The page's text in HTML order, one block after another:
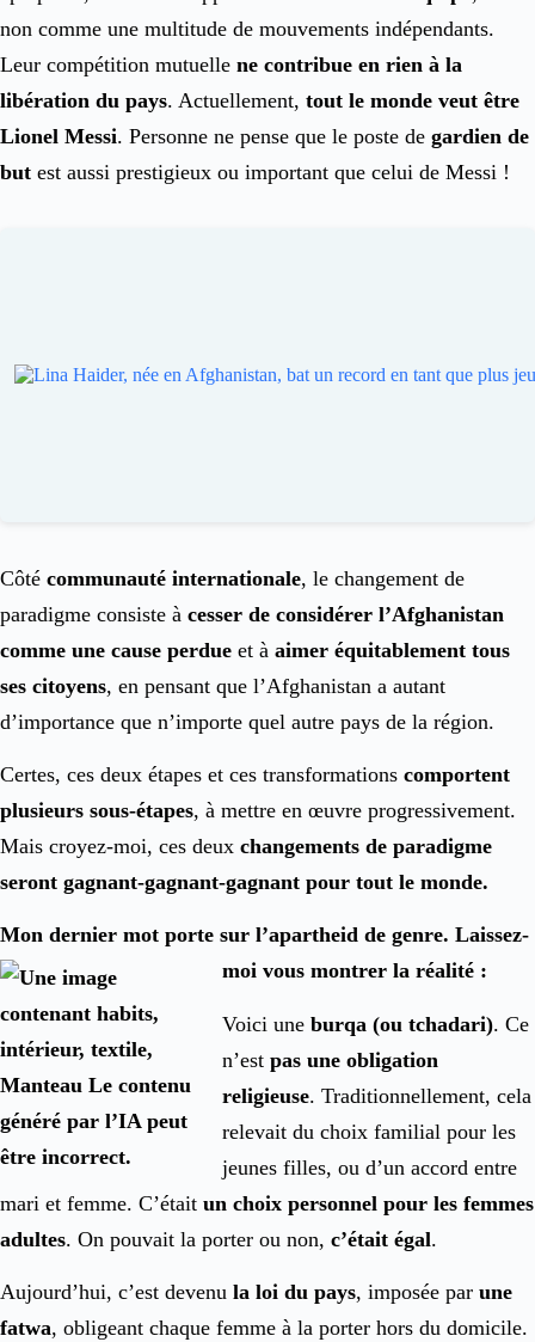
non comme une multitude de mouvements indépendants.
Leur compétition mutuelle ne contribue en rien à la
libération du pays. Actuellement, tout le monde veut être
Lionel Messi. Personne ne pense que le poste de gardien de
but est aussi prestigieux ou important que celui de Messi !
Côté communauté internationale, le changement de
paradigme consiste à cesser de considérer l’Afghanistan
comme une cause perdue et à aimer équitablement tous
ses citoyens, en pensant que l’Afghanistan a autant
d’importance que n’importe quel autre pays de la région.
Certes, ces deux étapes et ces transformations comportent
plusieurs sous-étapes, à mettre en œuvre progressivement.
Mais croyez-moi, ces deux changements de paradigme
seront gagnant-gagnant-gagnant pour tout le monde.
Mon dernier mot porte sur l’apartheid de genre. Laissez-
moi vous montrer la réalité :
Voici uneburqa (ou tchadari). Ce
n’estpas une obligation
religieuse. Traditionnellement, cela
relevait du choix familial pour les
jeunes filles, ou d’un accord entre
mari et femme. C’était un choix personnel pour les femmes
adultes. On pouvait la porter ou non, c’était égal.
Aujourd’hui, c’est devenu la loi du pays, imposée par une
fatwa, obligeant chaque femme à la porter hors du domicile.